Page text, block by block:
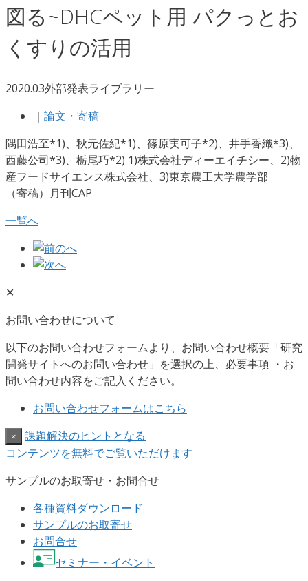
図る~DHCペット用 パクっとお
くすりの活用
2020.03外部発表ライブラリー
｜ 論文・寄稿
隅田浩至*1)、秋元佐紀*1)、篠原実可子*2)、井手香織*3)、
西藤公司*3)、栃尾巧*2) 1)株式会社ディーエイチシー、2)物
産フードサイエンス株式会社、3)東京農工大学農学部
（寄稿）月刊CAP
一覧へ
✕
お問い合わせについて
以下のお問い合わせフォームより、お問い合わせ概要「研究
開発サイトへのお問い合わせ」を選択の上、必要事項 ・お
問い合わせ内容をご記入ください。
お問い合わせフォームはこちら
×
課題解決のヒントとなる
コンテンツを無料でご覧いただけます
サンプルのお取寄せ・お問合せ
各種資料ダウンロード
サンプルのお取寄せ
お問合せ
セミナー・イベント